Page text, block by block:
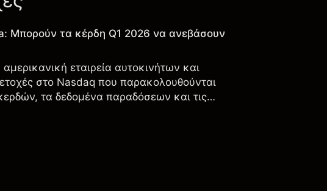
Μπορούν τα κέρδη Q1 2026 να ανεβάσουν
εταιρεία αυτοκινήτων και
στο Nasdaq που παρακολουθούνται
τα δεδομένα παραδόσεων και τις
και την παραγωγή.